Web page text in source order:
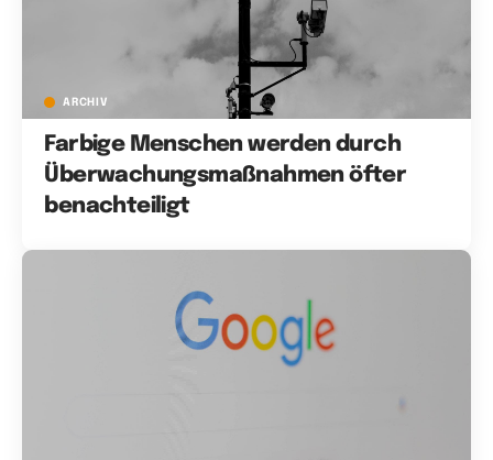
ARCHIV
Farbige Menschen werden durch
Überwachungsmaßnahmen öfter
benachteiligt